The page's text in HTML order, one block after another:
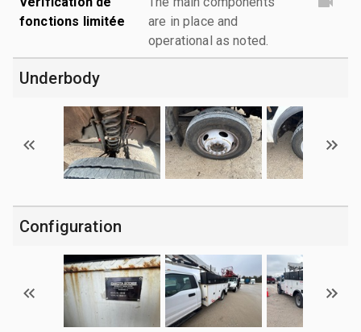
fonctions limitée
are in place and
operational as noted.
Underbody
Configuration